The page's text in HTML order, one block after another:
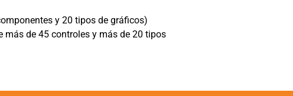
y 20 tipos de gráficos)
de 45 controles y más de 20 tipos